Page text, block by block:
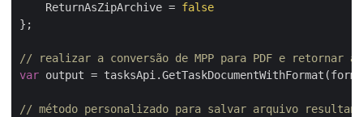
    ReturnAsZipArchive =
false
};
// realizar a conversão de MPP para PDF e retornar
var output =
// método personalizado para salvar arquivo